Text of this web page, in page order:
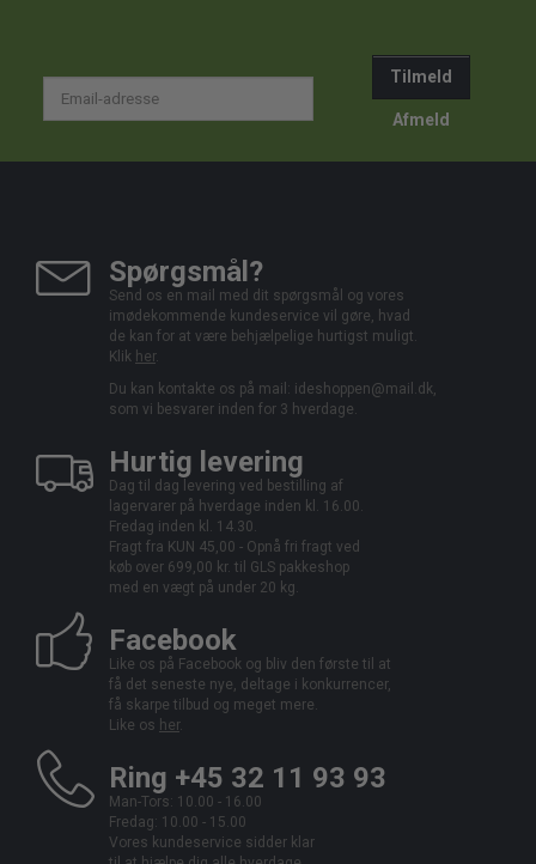
Tilmeld
Afmeld
Spørgsmål?
Send os en mail med dit spørgsmål og vores
imødekommende kundeservice vil gøre, hvad
de kan for at være behjælpelige hurtigst muligt.
Klik her.
Du kan kontakte os på mail: ideshoppen@mail.dk,
som vi besvarer inden for 3 hverdage.
Hurtig levering
Dag til dag levering ved bestilling af
lagervarer på hverdage inden kl. 16.00.
Fredag inden kl. 14.30.
Fragt fra KUN 45,00 - Opnå fri fragt ved
køb over 699,00 kr. til GLS pakkeshop
med en vægt på under 20 kg.
Facebook
Like os på Facebook og bliv den første til at
få det seneste nye, deltage i konkurrencer,
få skarpe tilbud og meget mere.
Like os her.
Ring +45 32 11 93 93
Man-Tors: 10.00 - 16.00
Fredag: 10.00 - 15.00
Vores kundeservice sidder klar